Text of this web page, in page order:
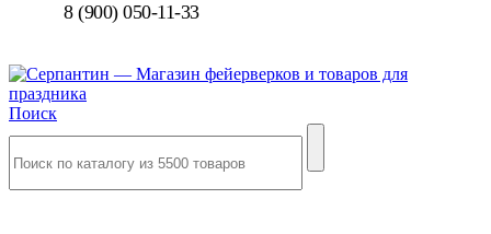
8 (900) 050-11-33
Поиск